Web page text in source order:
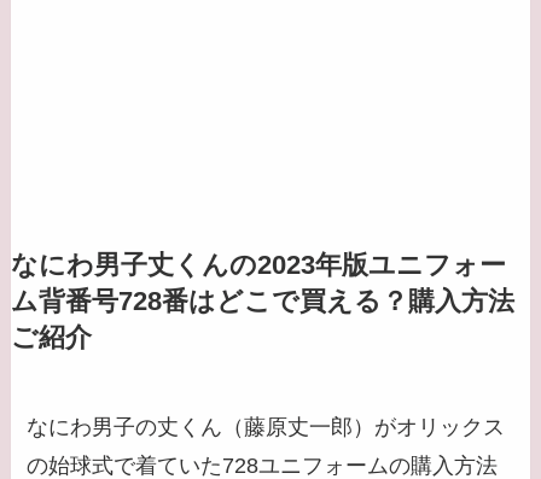
なにわ男子丈くんの2023年版ユニフォー
ム背番号728番はどこで買える？購入方法
ご紹介
なにわ男子の丈くん（藤原丈一郎）がオリックス
の始球式で着ていた728ユニフォームの購入方法